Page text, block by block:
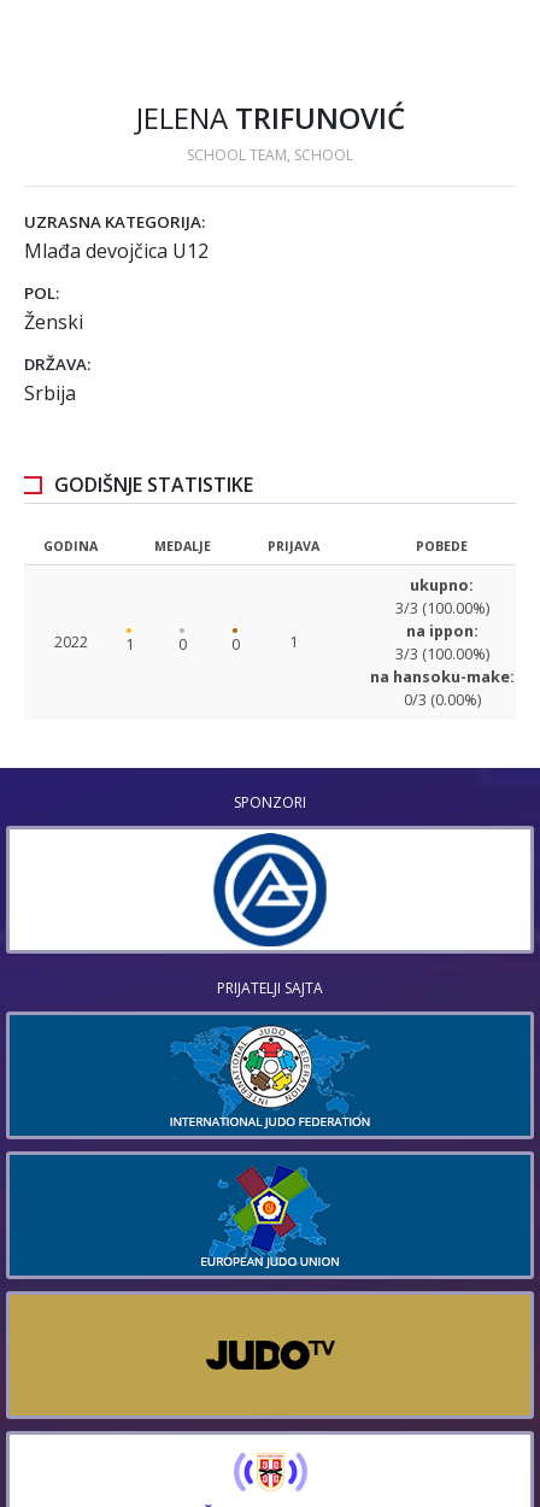
JELENA TRIFUNOVIĆ
SCHOOL TEAM, SCHOOL
UZRASNA KATEGORIJA:
Mlađa devojčica U12
POL:
Ženski
DRŽAVA:
Srbija
GODIŠNJE STATISTIKE
GODINA MEDALJE PRIJAVA POBEDE
2022 1 0 0 1
ukupno:
3/3 (100.00%)
na ippon:
3/3 (100.00%)
na hansoku-make:
0/3 (0.00%)
SPONZORI
PRIJATELJI SAJTA